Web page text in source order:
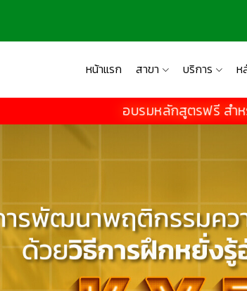
หน้าแรก สาขา บริการ ห
อบรมหลักสูตรฟรี สำห